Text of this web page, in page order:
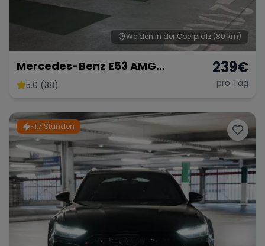
Weiden in der Oberpfalz (80 km)
Mercedes-Benz E53 AMG
Performance
5.0 (38)
239€
pro Tag
~1,7 Stunden